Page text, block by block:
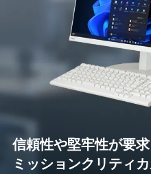
各部の名称
信頼性や堅牢性が要
ミッションクリティ